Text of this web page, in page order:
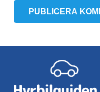
PUBLICERA